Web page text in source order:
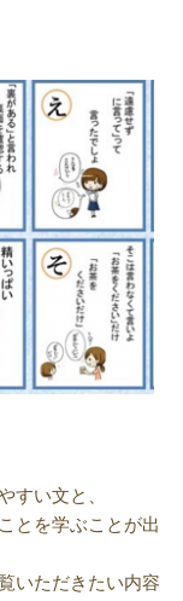
すい文と、
とを学ぶことが出
いただきたい内容